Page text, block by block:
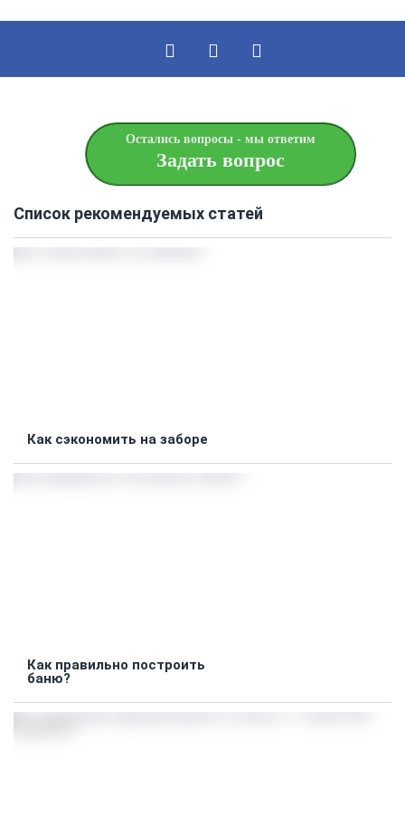
Остались вопросы - мы ответим
Задать вопрос
Список рекомендуемых статей
Как сэкономить на заборе
Как правильно построить
баню?